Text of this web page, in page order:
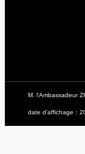
M. l’Ambassadeur
date d'affichage：